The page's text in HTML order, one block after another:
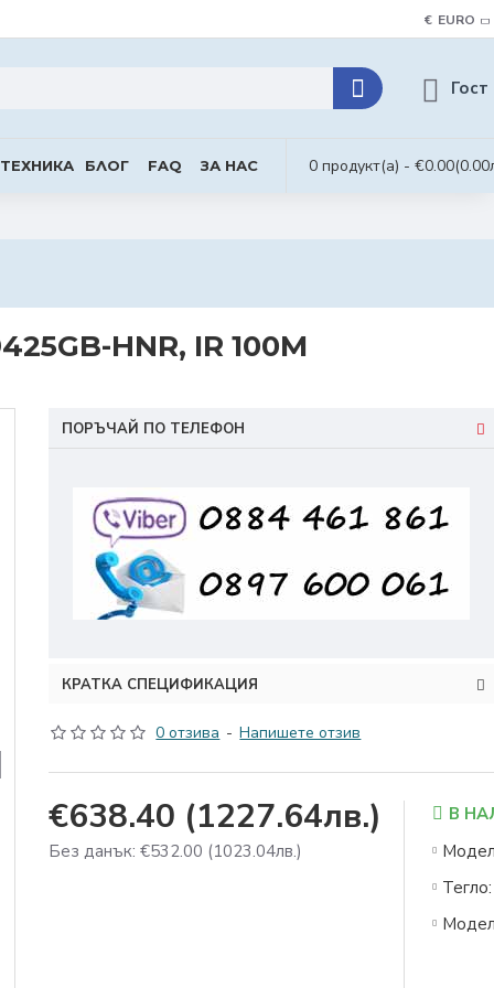
€ EURO
Гост
ТЕХНИКА БЛОГ FAQ ЗА НАС 0 продукт(а) - €0.00
HNR, IR 100M
ПОРЪЧАЙ ПО ТЕЛЕФОН
КРАТКА СПЕЦИФИКАЦИЯ
0 отзива - Напишете отзив
€638.40 (1227.64лв.)
Без данък: €532.00 (1023.04лв.)
В
Тегло: